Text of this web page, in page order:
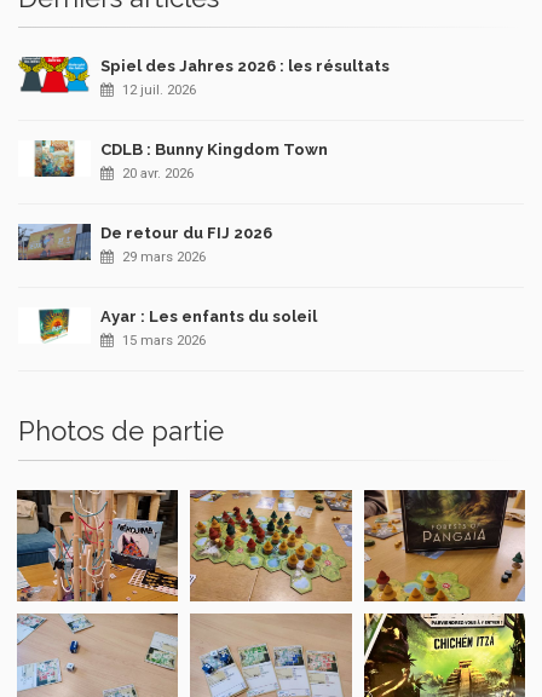
Spiel des Jahres 2026 : les résultats
12 juil. 2026
CDLB : Bunny Kingdom Town
20 avr. 2026
De retour du FIJ 2026
29 mars 2026
Ayar : Les enfants du soleil
15 mars 2026
Photos de partie